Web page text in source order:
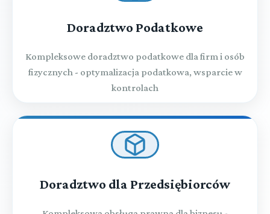
Doradztwo Podatkowe
Kompleksowe doradztwo podatkowe dla firm i osób
fizycznych - optymalizacja podatkowa, wsparcie w
kontrolach
Doradztwo dla Przedsiębiorców